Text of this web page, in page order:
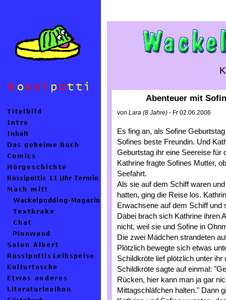
Abenteuer mit
von Lara (8 Jahre) - Fr 02.06.2006
Es fing an, als Sofine
Sofines beste Freundin. Und
Geburtstag ihr eine Seereise für
Kathrine fragte Sofines Mutter,
Seefahrt.
Als sie auf dem Schiff waren
hatten, ging die Reise los.
Erwachsene auf dem Schiff und
Dabei brach sich Kathrine ihren
nicht, weil sie und Sofine in
Die zwei Mädchen strandeten
Plötzlich bewegte sich etwas
Schildkröte lief plötzlich unter
Schildkröte sagte auf einmal:
Rücken, hier kann man ja gar
Mittagschläfchen halten." Dann